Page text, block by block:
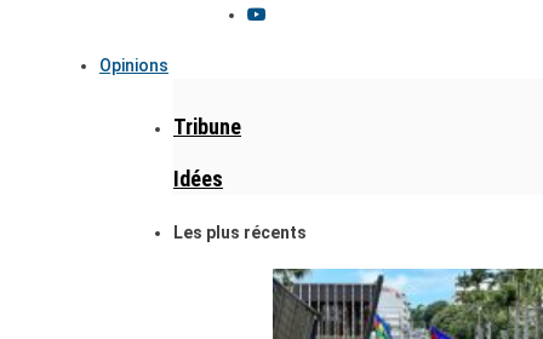
Opinions
Tribune
Idées
Les plus récents